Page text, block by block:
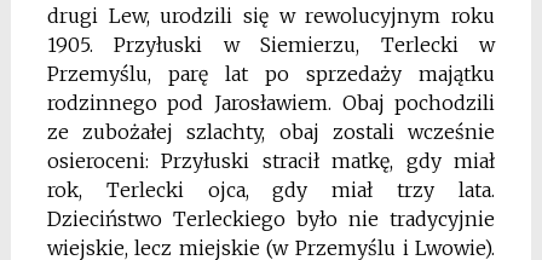
drugi Lew, urodzili się w rewolucyjnym roku
1905. Przyłuski w Siemierzu, Terlecki w
Przemyślu, parę lat po sprzedaży majątku
rodzinnego pod Jarosławiem. Obaj pochodzili
ze zubożałej szlachty, obaj zostali wcześnie
osieroceni: Przyłuski stracił matkę, gdy miał
rok, Terlecki ojca, gdy miał trzy lata.
Dzieciństwo Terleckiego było nie tradycyjnie
wiejskie, lecz miejskie (w Przemyślu i Lwowie).